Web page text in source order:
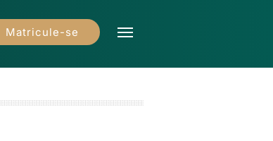
Matricule-se